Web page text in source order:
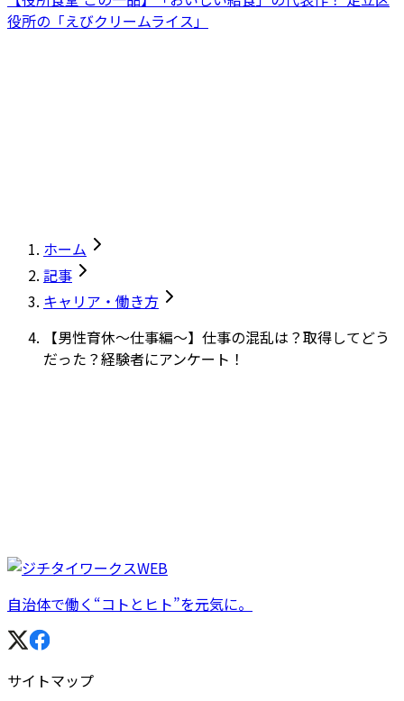
役所の「えびクリームライス」
ホーム
記事
キャリア・働き方
【男性育休～仕事編～】仕事の混乱は？取得してどう
だった？経験者にアンケート！
自治体で働く“コトとヒト”を元気に。
サイトマップ